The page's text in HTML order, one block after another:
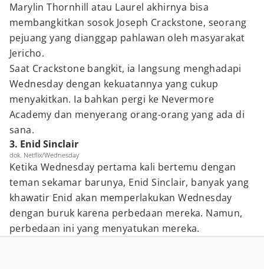
Marylin Thornhill atau Laurel akhirnya bisa
membangkitkan sosok Joseph Crackstone, seorang
pejuang yang dianggap pahlawan oleh masyarakat
Jericho.
Saat Crackstone bangkit, ia langsung menghadapi
Wednesday dengan kekuatannya yang cukup
menyakitkan. Ia bahkan pergi ke Nevermore
Academy dan menyerang orang-orang yang ada di
sana.
3. Enid Sinclair
dok. Netflix/Wednesday
Ketika Wednesday pertama kali bertemu dengan
teman sekamar barunya, Enid Sinclair, banyak yang
khawatir Enid akan memperlakukan Wednesday
dengan buruk karena perbedaan mereka. Namun,
perbedaan ini yang menyatukan mereka.